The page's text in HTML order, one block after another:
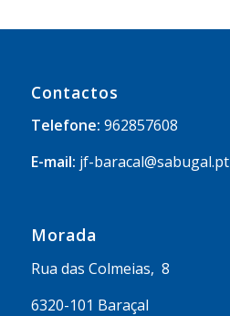
Contactos
Telefone: 962857608
E-mail: jf-baracal@sabugal.pt
Morada
Rua das Colmeias, 8
6320-101 Baraçal